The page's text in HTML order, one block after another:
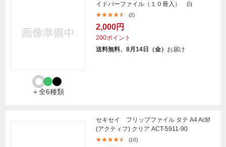
＋全6種類
イドバーファイル（１０冊入） 白
(2)
2,000円
200ポイント
送料無料、8月14日（金） お届け
セキセイ フリップファイル タテ A4 Actif
(アクティフ) クリア ACT-5911-90
(10)